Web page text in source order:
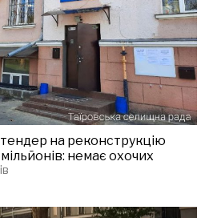
на реконструкцію
немає охочих